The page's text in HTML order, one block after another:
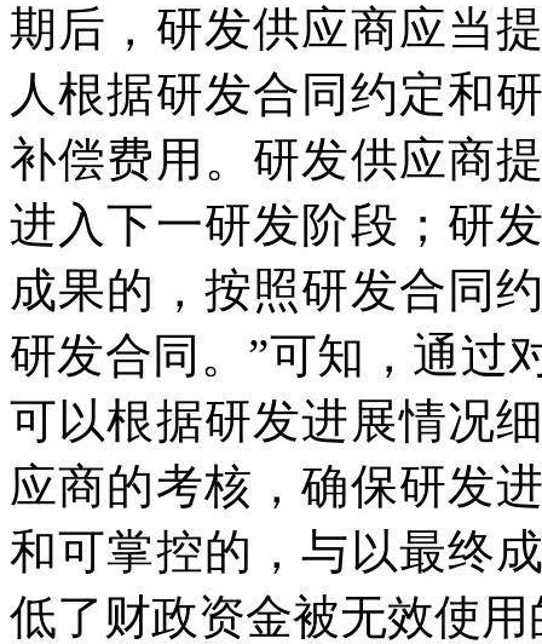
期后，研发供应商应当
人根据研发合同约定和
补偿费用。研发供应商
进入下一研发阶段；研
成果的，按照研发合同
研发合同。”可知，通过
可以根据研发进展情况
应商的考核，确保研发
和可掌控的，与以最终
低了财政资金被无效使